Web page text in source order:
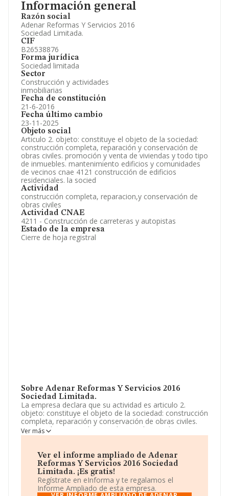
Información general
Razón social
Adenar Reformas Y Servicios 2016
Sociedad Limitada.
CIF
B26538876
Forma jurídica
Sociedad limitada
Sector
Construcción y actividades
inmobiliarias
Fecha de constitución
21-6-2016
Fecha último cambio
23-11-2025
Objeto social
Articulo 2. objeto: constituye el objeto de la sociedad:
construcción completa, reparación y conservación de
obras civiles. promoción y venta de viviendas y todo tipo
de inmuebles. mantenimiento edificios y comunidades
de vecinos cnae 4121 construcción de edificios
residenciales. la socied
Actividad
construcción completa, reparacion,y conservación de
obras civiles
Actividad CNAE
4211 - Construcción de carreteras y autopistas
Estado de la empresa
Cierre de hoja registral
Sobre Adenar Reformas Y Servicios 2016
Sociedad Limitada.
La empresa declara que su actividad es articulo 2.
objeto: constituye el objeto de la sociedad: construcción
completa, reparación y conservación de obras civiles.
promoción y venta de viviendas y todo tipo de
inmuebles. mantenimiento edificios y comunidades de
residenciales. la socied. La sociedad está inscrita en el
Registro Mercantil como Sociedad Limitada. Tiene
CNAE: 4211 - 'Construcción de carreteras y autopistas'.
No realiza actividad de importación y/o exportación.
Ver más
Ver el informe ampliado de Adenar
Reformas Y Servicios 2016 Sociedad
Limitada. ¡Es gratis!
Regístrate en eInforma y te regalamos el
Informe Ampliado de esta empresa.
Artículos de prensa publicados sobre la empresa.
Información oficial y registral complementaria.